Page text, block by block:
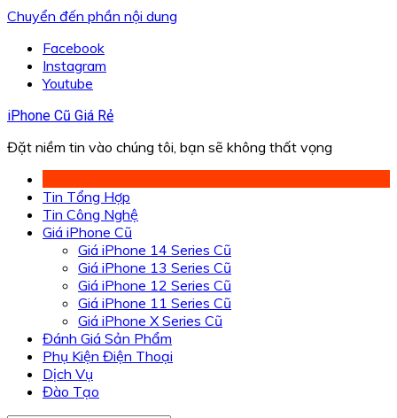
Chuyển đến phần nội dung
Facebook
Instagram
Youtube
iPhone Cũ Giá Rẻ
Đặt niềm tin vào chúng tôi, bạn sẽ không thất vọng
Tin Tổng Hợp
Tin Công Nghệ
Giá iPhone Cũ
Giá iPhone 14 Series Cũ
Giá iPhone 13 Series Cũ
Giá iPhone 12 Series Cũ
Giá iPhone 11 Series Cũ
Giá iPhone X Series Cũ
Đánh Giá Sản Phẩm
Phụ Kiện Điện Thoại
Dịch Vụ
Đào Tạo